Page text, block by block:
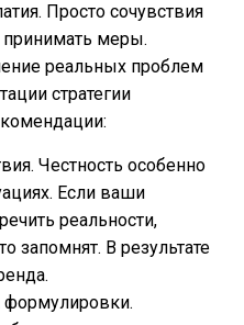
Просто сочувствия
принимать меры.
реальных проблем
стратегии
Честность особенно
Если ваши
реальности,
запомнят. В результате